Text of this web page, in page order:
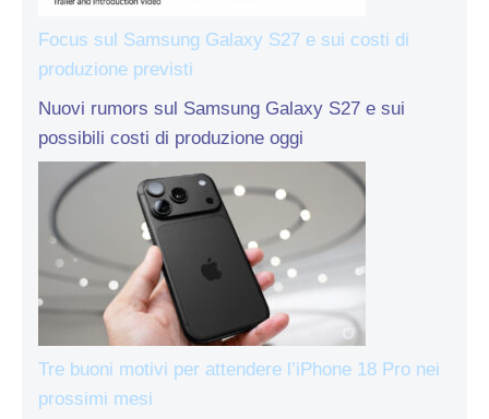
Focus sul Samsung Galaxy S27 e sui costi di
produzione previsti
Nuovi rumors sul Samsung Galaxy S27 e sui
possibili costi di produzione oggi
Tre buoni motivi per attendere l’iPhone 18 Pro nei
prossimi mesi